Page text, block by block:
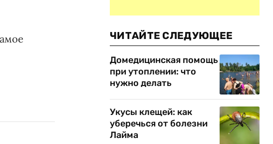
ЧИТАЙТЕ СЛЕДУЮЩЕЕ
Домедицинская помощь
при утоплении: что
нужно делать
Укусы клещей: как
уберечься от болезни
Лайма